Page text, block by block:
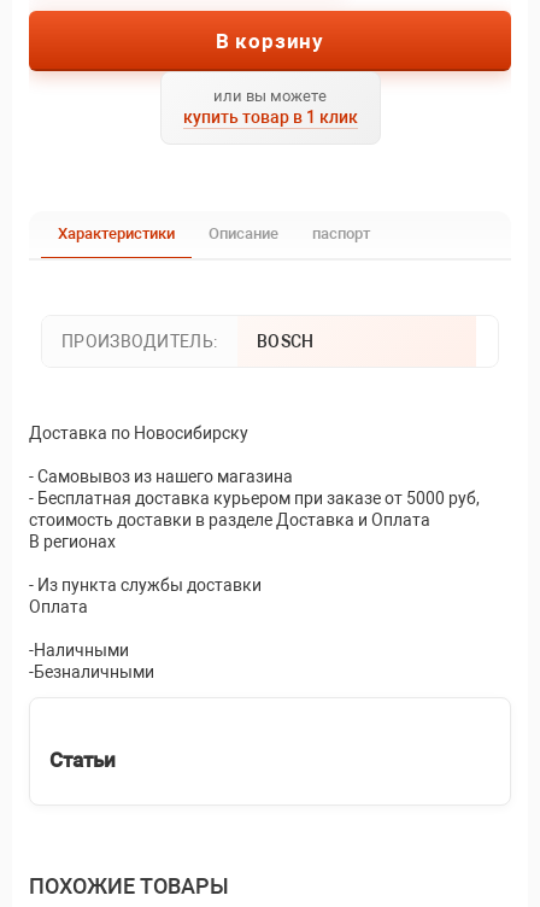
В корзину
или вы можете
купить товар в 1 клик
Характеристики Описание паспорт
ПРОИЗВОДИТЕЛЬ: BOSCH
Доставка по Новосибирску
- Самовывоз из нашего магазина
- Бесплатная доставка курьером при заказе от 5000 руб,
стоимость доставки в разделе Доставка и Оплата
В регионах
- Из пункта службы доставки
Оплата
-Наличными
-Безналичными
Статьи
ПОХОЖИЕ ТОВАРЫ